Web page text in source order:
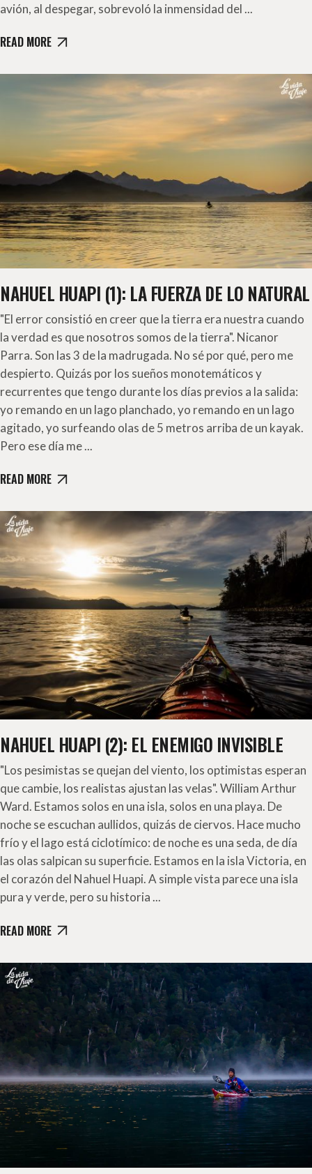
avión, al despegar, sobrevoló la inmensidad del
READ MORE
NAHUEL HUAPI (1): LA FUERZA DE LO NATURAL
"El error consistió en creer que la tierra era nuestra cuando
la verdad es que nosotros somos de la tierra". Nicanor
Parra. Son las 3 de la madrugada. No sé por qué, pero me
despierto. Quizás por los sueños monotemáticos y
recurrentes que tengo durante los días previos a la salida:
yo remando en un lago planchado, yo remando en un lago
agitado, yo surfeando olas de 5 metros arriba de un kayak.
Pero ese día me
READ MORE
NAHUEL HUAPI (2): EL ENEMIGO INVISIBLE
"Los pesimistas se quejan del viento, los optimistas esperan
que cambie, los realistas ajustan las velas". William Arthur
Ward. Estamos solos en una isla, solos en una playa. De
noche se escuchan aullidos, quizás de ciervos. Hace mucho
frío y el lago está ciclotímico: de noche es una seda, de día
las olas salpican su superficie. Estamos en la isla Victoria, en
el corazón del Nahuel Huapi. A simple vista parece una isla
pura y verde, pero su historia
READ MORE